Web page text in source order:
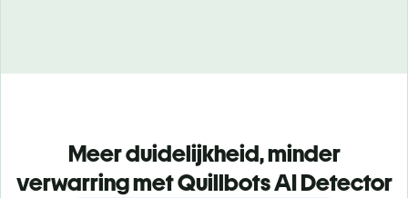
Meer duidelijkheid, minder
verwarring met Quillbots AI Detector